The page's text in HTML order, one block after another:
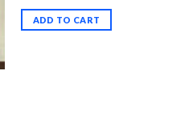
ADD TO CART